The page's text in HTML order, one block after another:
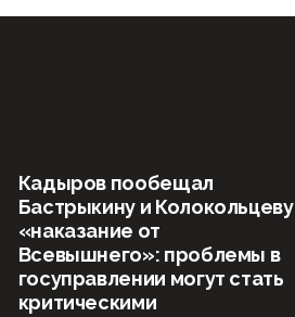
Кадыров пообещал
Бастрыкину и Колокольцеву
«наказание от
Всевышнего»: проблемы в
госуправлении могут стать
критическими